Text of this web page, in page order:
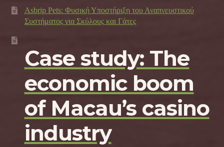
Asbrip Pets: Φυσική Υποστήριξη του Αναπνευστικού
Συστήματος για Σκύλους και Γάτες
Case study: The
economic boom
of Macau’s casino
industry